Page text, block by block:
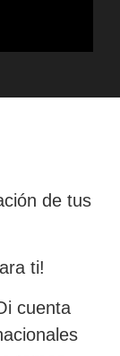
de tus
ti!
cuenta